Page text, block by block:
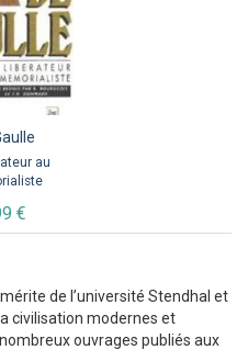
au
€
de l’université Stendhal et
civilisation modernes et
ouvrages publiés aux